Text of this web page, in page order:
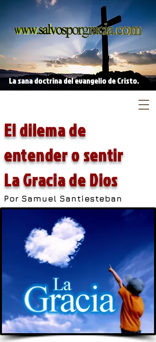
La sana doctrina del evangelio de Cristo.
El dilema de
entender o sentir
La Gracia de Dios
Por Samuel Santiesteban